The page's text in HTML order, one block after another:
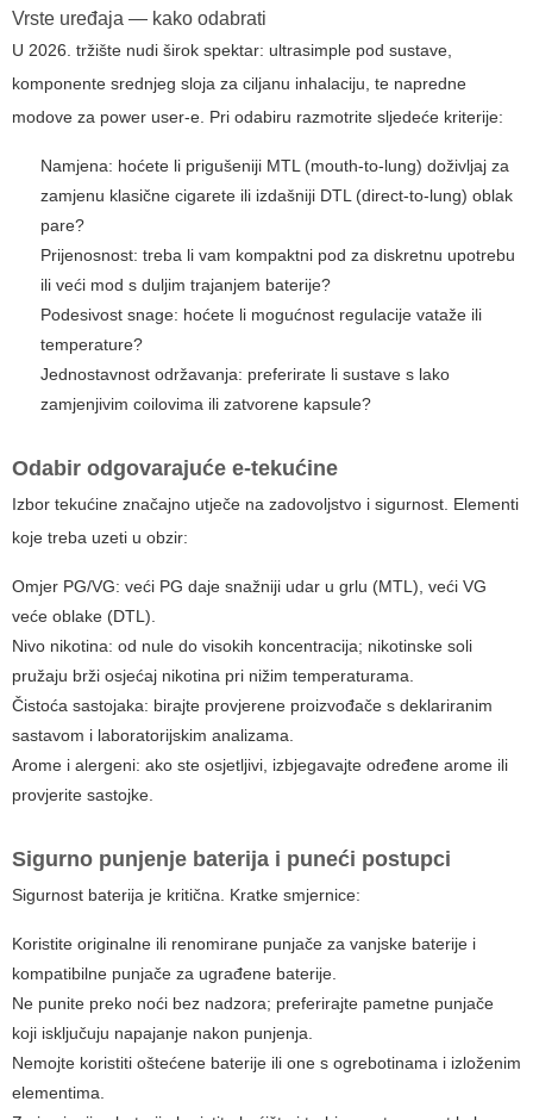
Vrste uređaja — kako odabrati
U 2026. tržište nudi širok spektar: ultrasimple pod sustave,
komponente srednjeg sloja za ciljanu inhalaciju, te napredne
modove za power user-e. Pri odabiru razmotrite sljedeće kriterije:
Namjena: hoćete li prigušeniji MTL (mouth-to-lung) doživljaj za
zamjenu klasične cigarete ili izdašniji DTL (direct-to-lung) oblak
pare?
Prijenosnost: treba li vam kompaktni pod za diskretnu upotrebu
ili veći mod s duljim trajanjem baterije?
Podesivost snage: hoćete li mogućnost regulacije vataže ili
temperature?
Jednostavnost održavanja: preferirate li sustave s lako
zamjenjivim coilovima ili zatvorene kapsule?
Odabir odgovarajuće e-tekućine
Izbor tekućine značajno utječe na zadovoljstvo i sigurnost. Elementi
koje treba uzeti u obzir:
Omjer PG/VG: veći PG daje snažniji udar u grlu (MTL), veći VG
veće oblake (DTL).
Nivo nikotina: od nule do visokih koncentracija; nikotinske soli
pružaju brži osjećaj nikotina pri nižim temperaturama.
Čistoća sastojaka: birajte provjerene proizvođače s deklariranim
sastavom i laboratorijskim analizama.
Arome i alergeni: ako ste osjetljivi, izbjegavajte određene arome ili
provjerite sastojke.
Sigurno punjenje baterija i puneći postupci
Sigurnost baterija je kritična. Kratke smjernice:
Koristite originalne ili renomirane punjače za vanjske baterije i
kompatibilne punjače za ugrađene baterije.
Ne punite preko noći bez nadzora; preferirajte pametne punjače
koji isključuju napajanje nakon punjenja.
Nemojte koristiti oštećene baterije ili one s ogrebotinama i izloženim
elementima.